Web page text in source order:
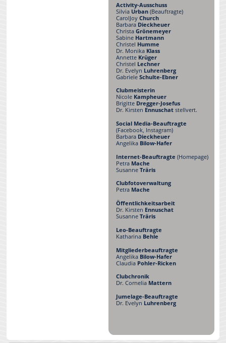
Activity-Ausschuss
Silvia Urban(Beauftragte)
CarolJoy Church
Barbara Dieckheuer
Christa Grönemeyer
Sabine Hartmann
Christel Humme
Dr. Monika Klass
Annette Krüger
Christel Lechner
Dr. Evelyn Luhrenberg
Gabriele Schulte-Ebner
Clubmeisterin
Nicole Kampheuer
Brigitte Dregger-Josefus
Dr. Kirsten Ennuschatstellvert.
Social Media-Beauftragte
(Facebook, Instagram)
Barbara Dieckheuer
Angelika Bilow-Hafer
Internet-Beauftragte (Homepage)
Petra Mache
Susanne Träris
Clubfotoverwaltung
Petra Mache
Öffentlichkeitsarbeit
Dr. Kirsten Ennuschat
Susanne Träris
Leo-Beauftragte
Katharina Behle
Mitgliederbeauftragte
Angelika Bilow-Hafer
Claudia Pohler-Ricken
Clubchronik
Dr. Cornelia Mattern
Jumelage-Beauftragte
Dr. Evelyn Luhrenberg